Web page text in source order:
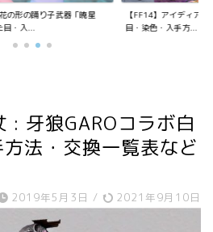
の形の踊り子武器「暁星
目・入...
【FF14】アイディア
目・染色・入手方...
: 牙狼GAROコラボ白
法・交換一覧表など
2019年5月3日 / 2021年9月10日